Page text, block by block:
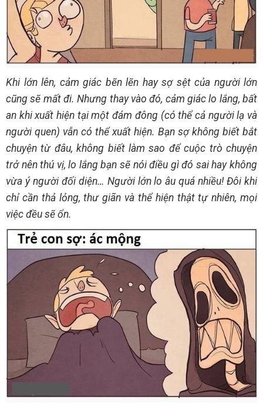
Khi lớn lên, cảm giác bẽn lẽn hay sợ sệt của người lớn
cũng sẽ mất đi. Nhưng thay vào đó, cảm giác lo lắng, bất
an khi xuất hiện tại một đám đông (có thể cả người lạ và
người quen) vẫn có thể xuất hiện. Bạn sợ không biết bắt
chuyện từ đâu, không biết làm sao để cuộc trò chuyện
trở nên thú vị, lo lắng bạn sẽ nói điều gì đó sai hay không
vừa ý người đối diện… Người lớn lo âu quá nhiều! Đôi khi
chỉ cần thả lỏng, thư giãn và thể hiện thật tự nhiên, mọi
việc đều sẽ ổn.